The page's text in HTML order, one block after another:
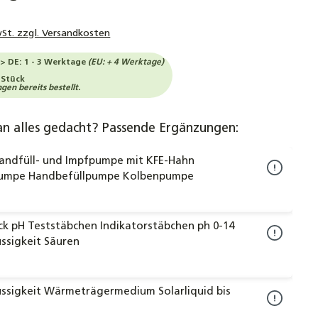
zzgl. Versandkosten
DE: 1 - 3 Werktage (EU: + 4 Werktage)
Stück
bereits bestellt.
alles gedacht? Passende Ergänzungen:
und Impfpumpe mit KFE-Hahn
Handbefüllpumpe Kolbenpumpe
pH Teststäbchen Indikatorstäbchen ph 0-14
Säuren
Wärmeträgermedium Solarliquid bis